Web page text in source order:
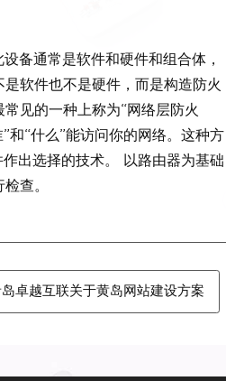
备通常是软件和硬件和组合体，
软件也不是硬件，而是构造防火
见的一种上称为“网络层防火
和“什么”能访问你的网络。这种方
出选择的技术。 以路由器为基础
查。
卓越互联关于黄岛网站建设方案